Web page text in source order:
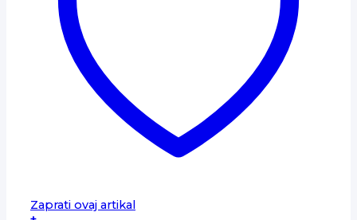
Zaprati ovaj artikal